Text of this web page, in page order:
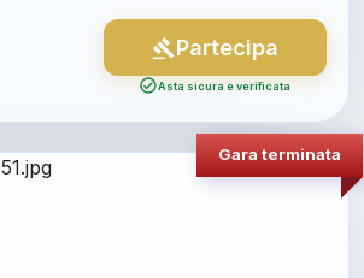
gavel Partecipa
check_circleAsta sicura e verificata
Gara terminata